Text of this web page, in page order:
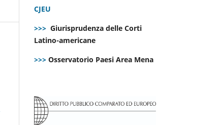
CJEU
>>> Giurisprudenza delle Corti
Latino-americane
>>> Osservatorio Paesi Area Mena